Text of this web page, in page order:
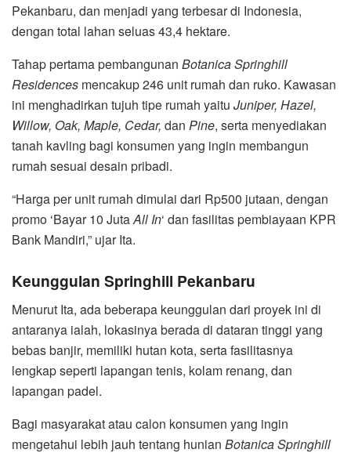
Pekanbaru, dan menjadi yang terbesar di Indonesia,
dengan total lahan seluas 43,4 hektare.
Tahap pertama pembangunan Botanica Springhill
Residences mencakup 246 unit rumah dan ruko. Kawasan
ini menghadirkan tujuh tipe rumah yaitu Juniper, Hazel,
Willow, Oak, Maple, Cedar, dan Pine, serta menyediakan
tanah kavling bagi konsumen yang ingin membangun
rumah sesuai desain pribadi.
“Harga per unit rumah dimulai dari Rp500 jutaan, dengan
promo ‘Bayar 10 JutaAll In‘ dan fasilitas pembiayaan KPR
Bank Mandiri,” ujar Ita.
Keunggulan Springhill Pekanbaru
Menurut Ita, ada beberapa keunggulan dari proyek ini di
antaranya ialah, lokasinya berada di dataran tinggi yang
bebas banjir, memiliki hutan kota, serta fasilitasnya
lengkap seperti lapangan tenis, kolam renang, dan
lapangan padel.
Bagi masyarakat atau calon konsumen yang ingin
mengetahui lebih jauh tentang hunian Botanica Springhill